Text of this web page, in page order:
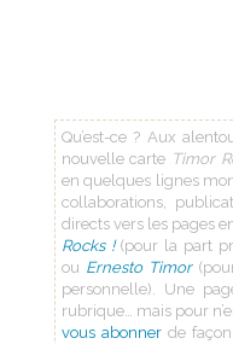
Qu’est-ce ? Aux
nouvelle carte Timor
en quelques lignes
collaborations,
directs vers les pages
Rocks !(pour la part
ou Ernesto Timor
personnelle). Une
rubrique… mais pour
vous abonnerde façon